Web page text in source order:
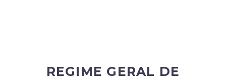
REGIME GERAL DE